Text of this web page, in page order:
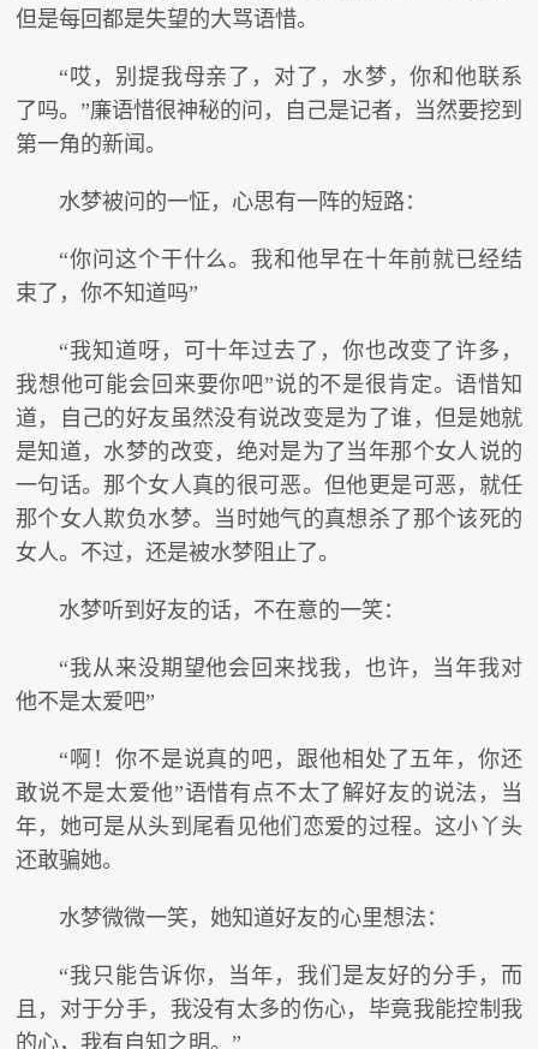
但是每回都是失望的大骂语惜。
“哎，别提我母亲了，对了，水梦，你和他联系
了吗。”廉语惜很神秘的问，自己是记者，当然要挖到
第一角的新闻。
水梦被问的一怔，心思有一阵的短路：
“你问这个干什么。我和他早在十年前就已经结
束了，你不知道吗”
“我知道呀，可十年过去了，你也改变了许多，
我想他可能会回来要你吧”说的不是很肯定。语惜知
道，自己的好友虽然没有说改变是为了谁，但是她就
是知道，水梦的改变，绝对是为了当年那个女人说的
一句话。那个女人真的很可恶。但他更是可恶，就任
那个女人欺负水梦。当时她气的真想杀了那个该死的
女人。不过，还是被水梦阻止了。
水梦听到好友的话，不在意的一笑：
“我从来没期望他会回来找我，也许，当年我对
他不是太爱吧”
“啊！你不是说真的吧，跟他相处了五年，你还
敢说不是太爱他”语惜有点不太了解好友的说法，当
年，她可是从头到尾看见他们恋爱的过程。这小丫头
还敢骗她。
水梦微微一笑，她知道好友的心里想法：
“我只能告诉你，当年，我们是友好的分手，而
且，对于分手，我没有太多的伤心，毕竟我能控制我
的心，我有自知之明。”